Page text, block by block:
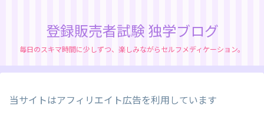
登録販売者試験 独学ブログ
毎日のスキマ時間に少しずつ、楽しみながらセルフメディケーション。
当サイトはアフィリエイト広告を利用しています